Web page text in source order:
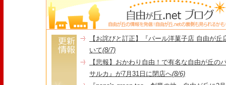
【お詫びと訂正】『パール洋菓子店 自由が
いて(8/7)
【悲報】おかわり自由！で有名な自由が丘の
サルカ』が7月31日に閉店へ(8/6)